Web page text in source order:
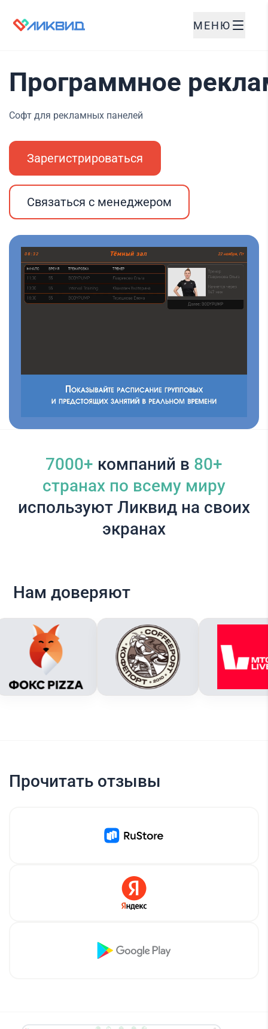
МЕНЮ
Программное
Софт для рекламных панелей
Зарегистрироваться
Связаться с менеджером
7000+ компаний в 80+
cтранах по всему миру
используют Ликвид на своих
экранах
Нам доверяют
Прочитать отзывы